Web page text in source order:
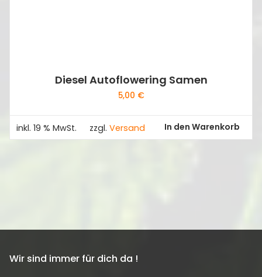
Diesel Autoflowering Samen
5,00 €
inkl. 19 % MwSt. zzgl. Versand In den Warenkorb
Wir sind immer für dich da !